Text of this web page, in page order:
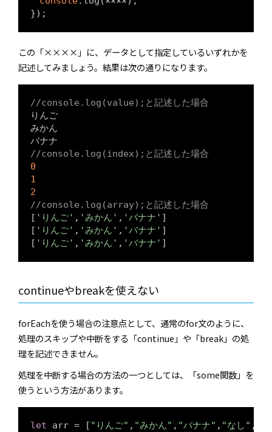
この「××××」に、データとして指定しているいずれかを
記述してみましょう。結果は次の通りになります。
//console.log(value);と記述した場合
りんご
みかん
//console.log(index);と記述した場合
2
//console.log(array);と記述した場合
[ 'りんご' , 'みかん' , 'バナナ' ]
[ 'りんご' , 'みかん' , 'バナナ' ]
[ 'りんご' , 'みかん' , 'バナナ' ]
continueやbreakを使えない
forEachを使う場合の注意点として、通常のfor文のように、
処理のスキップや中断をする「continue」や「break」の処
理を記述できません。
処理を中断する場合の方法の一つとしては、「some関数」を
使うという方法があります。
let arr = [ "りんご" , "みかん" , "バナナ" , "なし" ,